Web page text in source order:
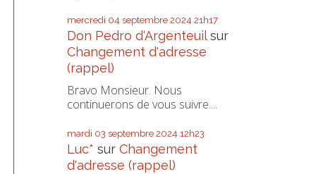
mercredi 04 septembre 2024 21h17
Don Pedro d‘Argenteuilsur
Changement d'adresse
(rappel)
Bravo Monsieur. Nous
continuerons de vous suivre....
mardi 03 septembre 2024 12h23
Luc* sur Changement
d'adresse (rappel)